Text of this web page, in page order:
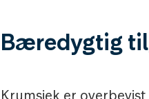
Bæredygtig